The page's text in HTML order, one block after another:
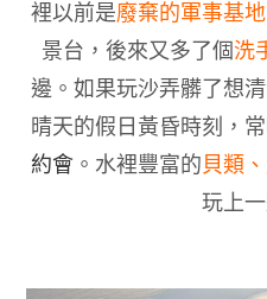
裡以前是廢棄的軍事基地
景台，後來又多了個洗
邊。如果玩沙弄髒了想
晴天的假日黃昏時刻，
約會 。水裡豐富的 貝類
玩上